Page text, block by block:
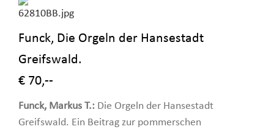
Funck, Die Orgeln der Hansestadt
Greifswald.
€ 70,--
Funck, Markus T.: Die Orgeln der Hansestadt
Greifswald. Ein Beitrag zur pommerschen